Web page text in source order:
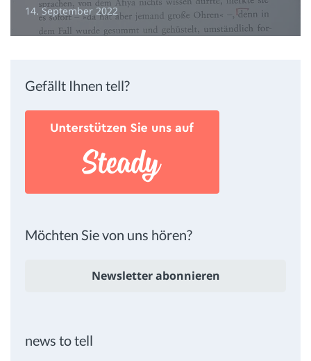
14. September 2022
Gefällt Ihnen tell?
Möchten Sie von uns hören?
Newsletter abonnieren
news to tell